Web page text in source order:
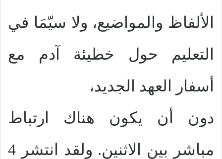
الألفاظ والمواضيع، ولا سيّمَا في
التعليم حول خطيئة آدم مع
أسفار العهد الجديد،
دون أن يكون هناك ارتباط
مباشر بين الاثنين. ولقد انتشر 4